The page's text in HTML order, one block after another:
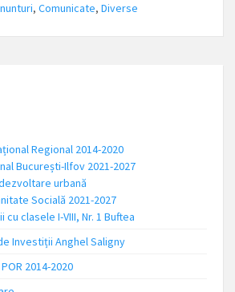
, Comunicate, Diverse
Regional 2014-2020
București-Ilfov 2021-2027
urbană
Socială 2021-2027
cu clasele I-VIII, Nr. 1 Buftea
Investiții Anghel Saligny
2014-2020